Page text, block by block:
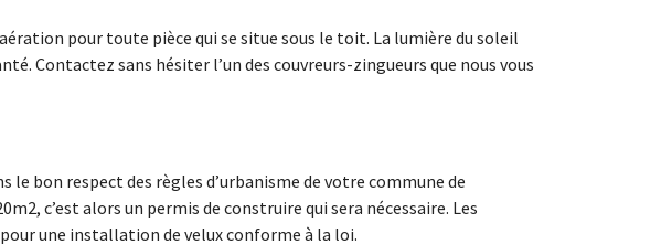
pour toute pièce qui se situe sous le toit. La lumière du soleil
Contactez sans hésiter l’un des couvreurs-zingueurs que nous vous
le bon respect des règles d’urbanisme de votre commune de
c’est alors un permis de construire qui sera nécessaire. Les
une installation de velux conforme à la loi.